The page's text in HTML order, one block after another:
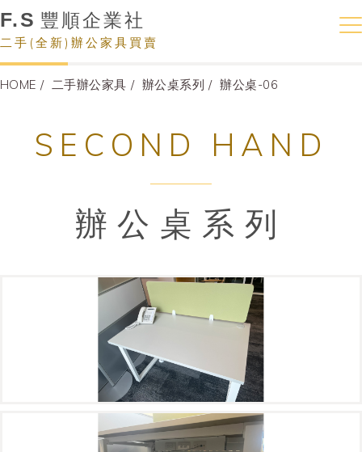
F.S 豐順企業社
二手(全新)辦公家具買賣
HOME 二手辦公家具 辦公桌系列 辦公桌-06
SECOND HAND
辦公桌系列